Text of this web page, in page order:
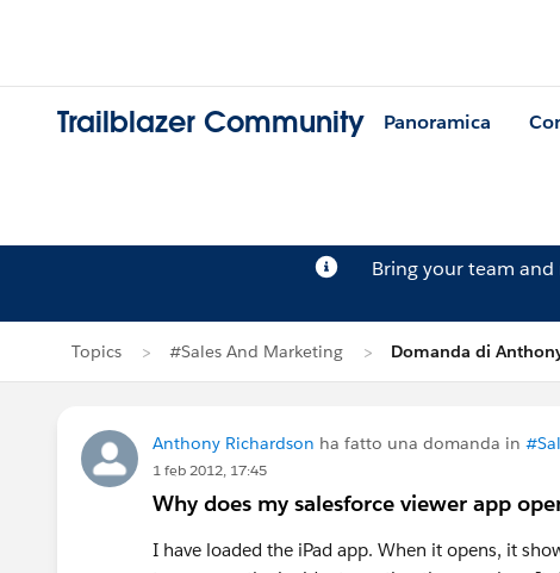
Trailblazer Community Panoramica
Bring your team
Topics #Sales And Marketing Domanda di
Anthony Richardson ha fatto una domanda in
1 feb 2012, 17:45
Why does my salesforce viewer app
I have loaded the iPad app. When it opens, it